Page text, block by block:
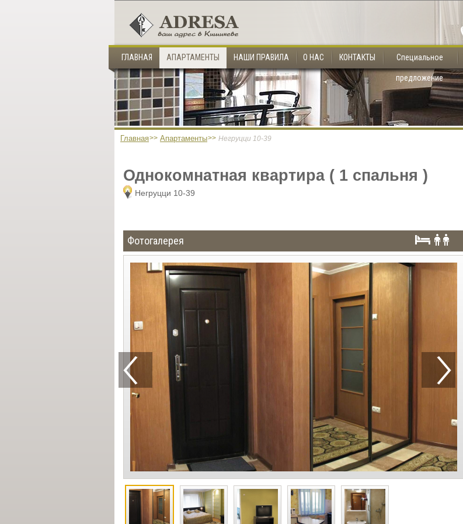
ГЛАВНАЯ АПАРТАМЕНТЫ НАШИ ПРАВИЛА О НАС КОНТАКТЫ Специальное
предложение
Главная Апартаменты Негруцци 10-39
Однокомнатная квартира ( 1 спальня )
Негруцци 10-39
Фотогалерея